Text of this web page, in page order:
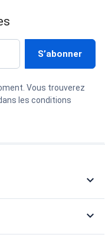
Vous trouverez
les conditions

